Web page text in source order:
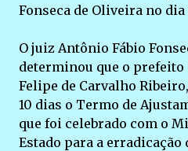
Fonseca de Oliveira no dia
O juiz Antônio Fábio
determinou que o prefeito
Felipe de Carvalho
10 dias o Termo de
que foi celebrado com o
Estado para a